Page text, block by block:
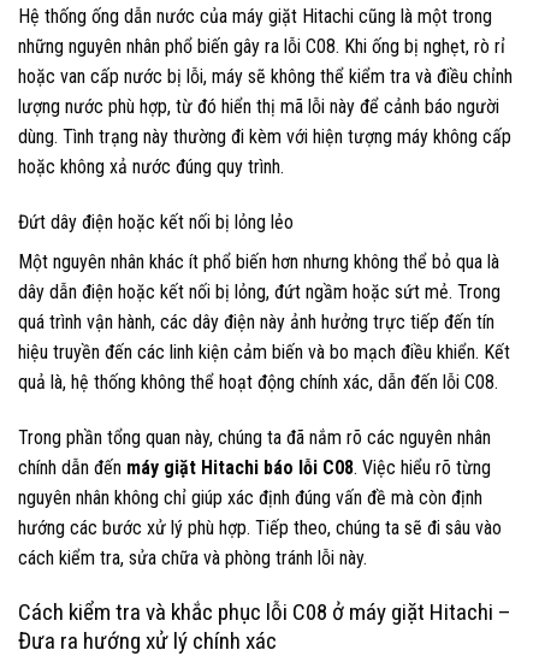
Hệ thống ống dẫn nước của máy giặt Hitachi cũng là một trong
những nguyên nhân phổ biến gây ra lỗi C08. Khi ống bị nghẹt, rò rỉ
hoặc van cấp nước bị lỗi, máy sẽ không thể kiểm tra và điều chỉnh
lượng nước phù hợp, từ đó hiển thị mã lỗi này để cảnh báo người
dùng. Tình trạng này thường đi kèm với hiện tượng máy không cấp
hoặc không xả nước đúng quy trình.
Đứt dây điện hoặc kết nối bị lỏng lẻo
Một nguyên nhân khác ít phổ biến hơn nhưng không thể bỏ qua là
dây dẫn điện hoặc kết nối bị lỏng, đứt ngầm hoặc sứt mẻ. Trong
quá trình vận hành, các dây điện này ảnh hưởng trực tiếp đến tín
hiệu truyền đến các linh kiện cảm biến và bo mạch điều khiển. Kết
quả là, hệ thống không thể hoạt động chính xác, dẫn đến lỗi C08.
Trong phần tổng quan này, chúng ta đã nắm rõ các nguyên nhân
chính dẫn đến máy giặt Hitachi báo lỗi C08. Việc hiểu rõ từng
nguyên nhân không chỉ giúp xác định đúng vấn đề mà còn định
hướng các bước xử lý phù hợp. Tiếp theo, chúng ta sẽ đi sâu vào
cách kiểm tra, sửa chữa và phòng tránh lỗi này.
Cách kiểm tra và khắc phục lỗi C08 ở máy giặt Hitachi –
Đưa ra hướng xử lý chính xác